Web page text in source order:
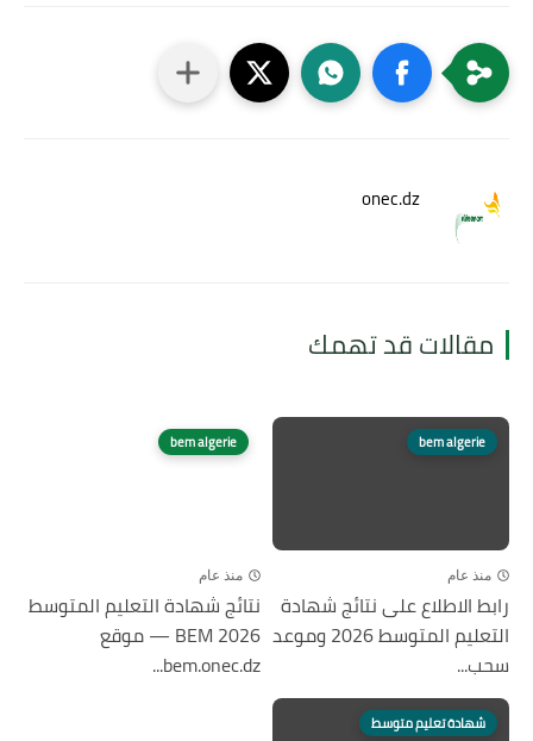
onec.dz
مقالات قد تهمك
bem algerie
منذ عام
رابط الاطلاع على نتائج شهادة
التعليم المتوسط 2026 وموعد
سحب...
bem algerie
منذ عام
نتائج شهادة التعليم المتوسط
2026 BEM — موقع
bem.onec.dz...
شهادة تعليم متوسط